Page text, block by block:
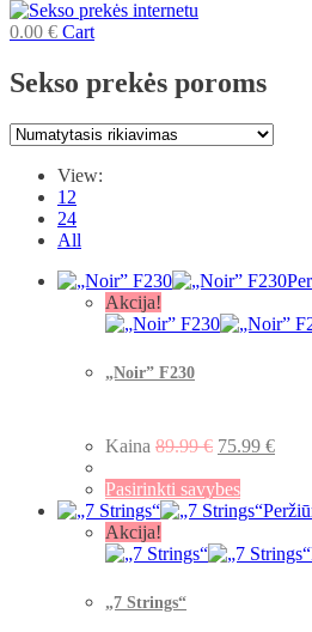
0.00 € Cart
Sekso prekės poroms
View:
12
24
All
Akcija!
„Noir” F230
Kaina 89.99€ 75.99 €
Pasirinkti savybes
Akcija!
„7 Strings“